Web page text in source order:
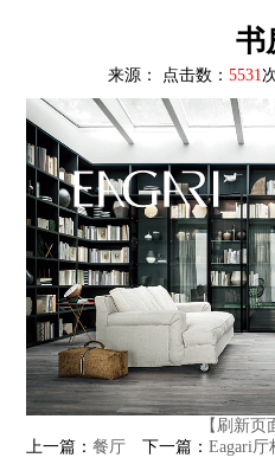
书
来源： 点击数： 5531
【刷新页
上一篇：餐厅 下一篇：Eagari厅